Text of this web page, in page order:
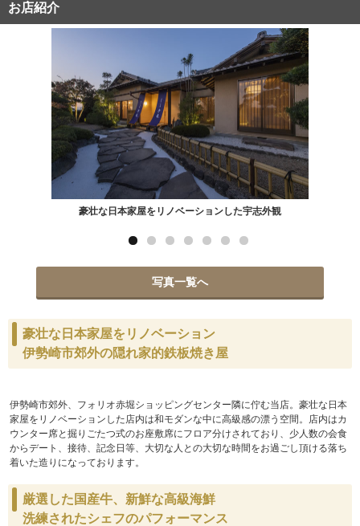
お店紹介
豪壮な日本家屋をリノベーションした宇志外観
写真一覧へ
豪壮な日本家屋をリノベーション
伊勢崎市郊外の隠れ家的鉄板焼き屋
伊勢崎市郊外、フォリオ赤堀ショッピングセンター隣に佇む当店。豪壮な日本
家屋をリノベーションした店内は和モダンな中に高級感の漂う空間。店内はカ
ウンター席と掘りごたつ式のお座敷席にフロア分けされており、少人数の会食
からデート、接待、記念日等、大切な人との大切な時間をお過ごし頂ける落ち
着いた造りになっております。
厳選した国産牛、新鮮な高級海鮮
洗練されたシェフのパフォーマンス